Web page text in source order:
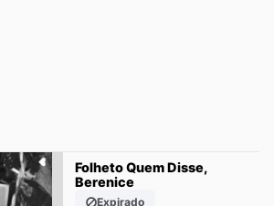
Folheto Quem Disse,
Berenice
Expirado